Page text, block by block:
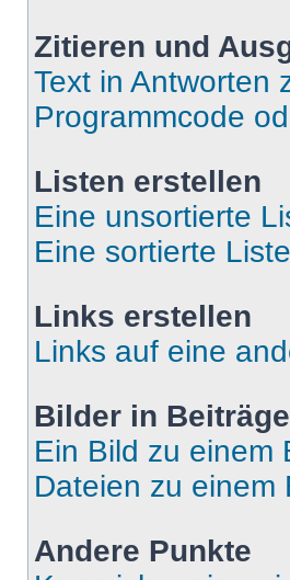
Zitieren und
Text in Antworten
Programmcode
Listen erstellen
Eine unsortierte
Eine sortierte
Links erstellen
Links auf eine
Bilder in
Ein Bild zu einem
Dateien zu einem
Andere Punkte